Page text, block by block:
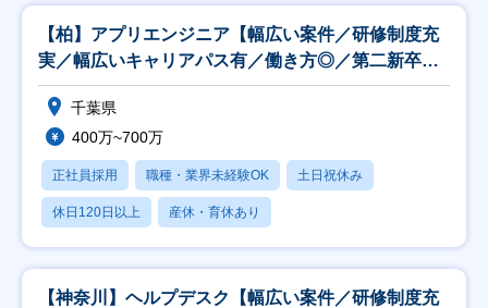
【柏】アプリエンジニア【幅広い案件／研修制度充
実／幅広いキャリアパス有／働き方◎／第二新卒歓
迎】
千葉県
400万~700万
正社員採用 職種・業界未経験OK 土日祝休み
休日120日以上 産休・育休あり
【神奈川】ヘルプデスク【幅広い案件／研修制度充